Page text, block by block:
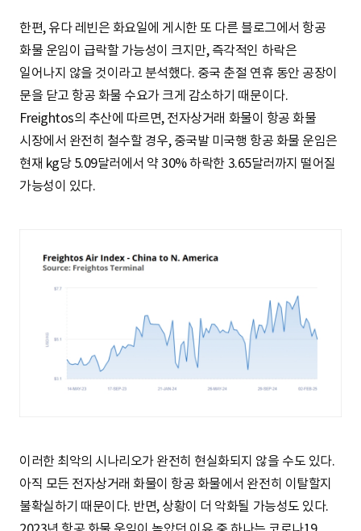
한편, 유다 레빈은 화요일에 게시한 또 다른 블로그에서 항공
화물 운임이 급락할 가능성이 크지만, 즉각적인 하락은
일어나지 않을 것이라고 분석했다. 중국 춘절 연휴 동안 공장이
문을 닫고 항공 화물 수요가 크게 감소하기 때문이다.
Freightos의 추산에 따르면, 전자상거래 화물이 항공 화물
시장에서 완전히 철수할 경우, 중국발 미국행 항공 화물 운임은
현재 kg당 5.09달러에서 약 30% 하락한 3.65달러까지 떨어질
가능성이 있다.
이러한 최악의 시나리오가 완전히 현실화되지 않을 수도 있다.
아직 모든 전자상거래 화물이 항공 화물에서 완전히 이탈할지
불확실하기 때문이다. 반면, 상황이 더 악화될 가능성도 있다.